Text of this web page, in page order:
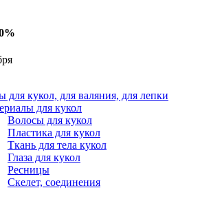
для кукол, для валяния, для лепки
для кукол
Волосы для кукол
Пластика для кукол
Ткань для тела кукол
Глаза для кукол
Ресницы
Скелет, соединения